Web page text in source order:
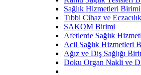
Sağlık Hizmetleri Birimi
Tıbbi Cihaz ve
SAKOM Birimi
Afetlerde Sağlık
Acil Sağlık Hizmetleri
Ağız ve Diş Sağlığı
Doku Organ Nakli ve